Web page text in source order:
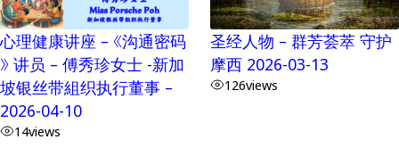
心理健康讲座 – 《沟通密码
》 讲员 – 傅秀珍女士 -新加
坡银丝带組织执行董事 –
2026-04-10
14views
圣经人物 – 群芳荟萃 守护
摩西 2026-03-13
126views